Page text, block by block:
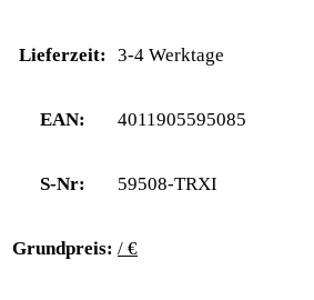
Lieferzeit: 3-4 Werktage
EAN: 4011905595085
S-Nr: 59508-TRXI
Grundpreis: / €